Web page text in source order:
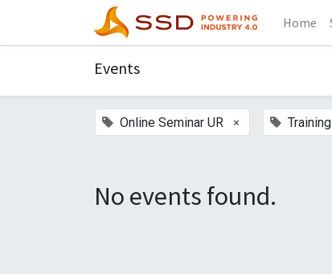
Home
Events
Online Seminar UR ×
No events found.